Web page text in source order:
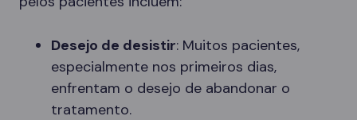
Desejo de desistir: Muitos pacientes,
especialmente nos primeiros dias,
enfrentam o desejo de abandonar o
tratamento.